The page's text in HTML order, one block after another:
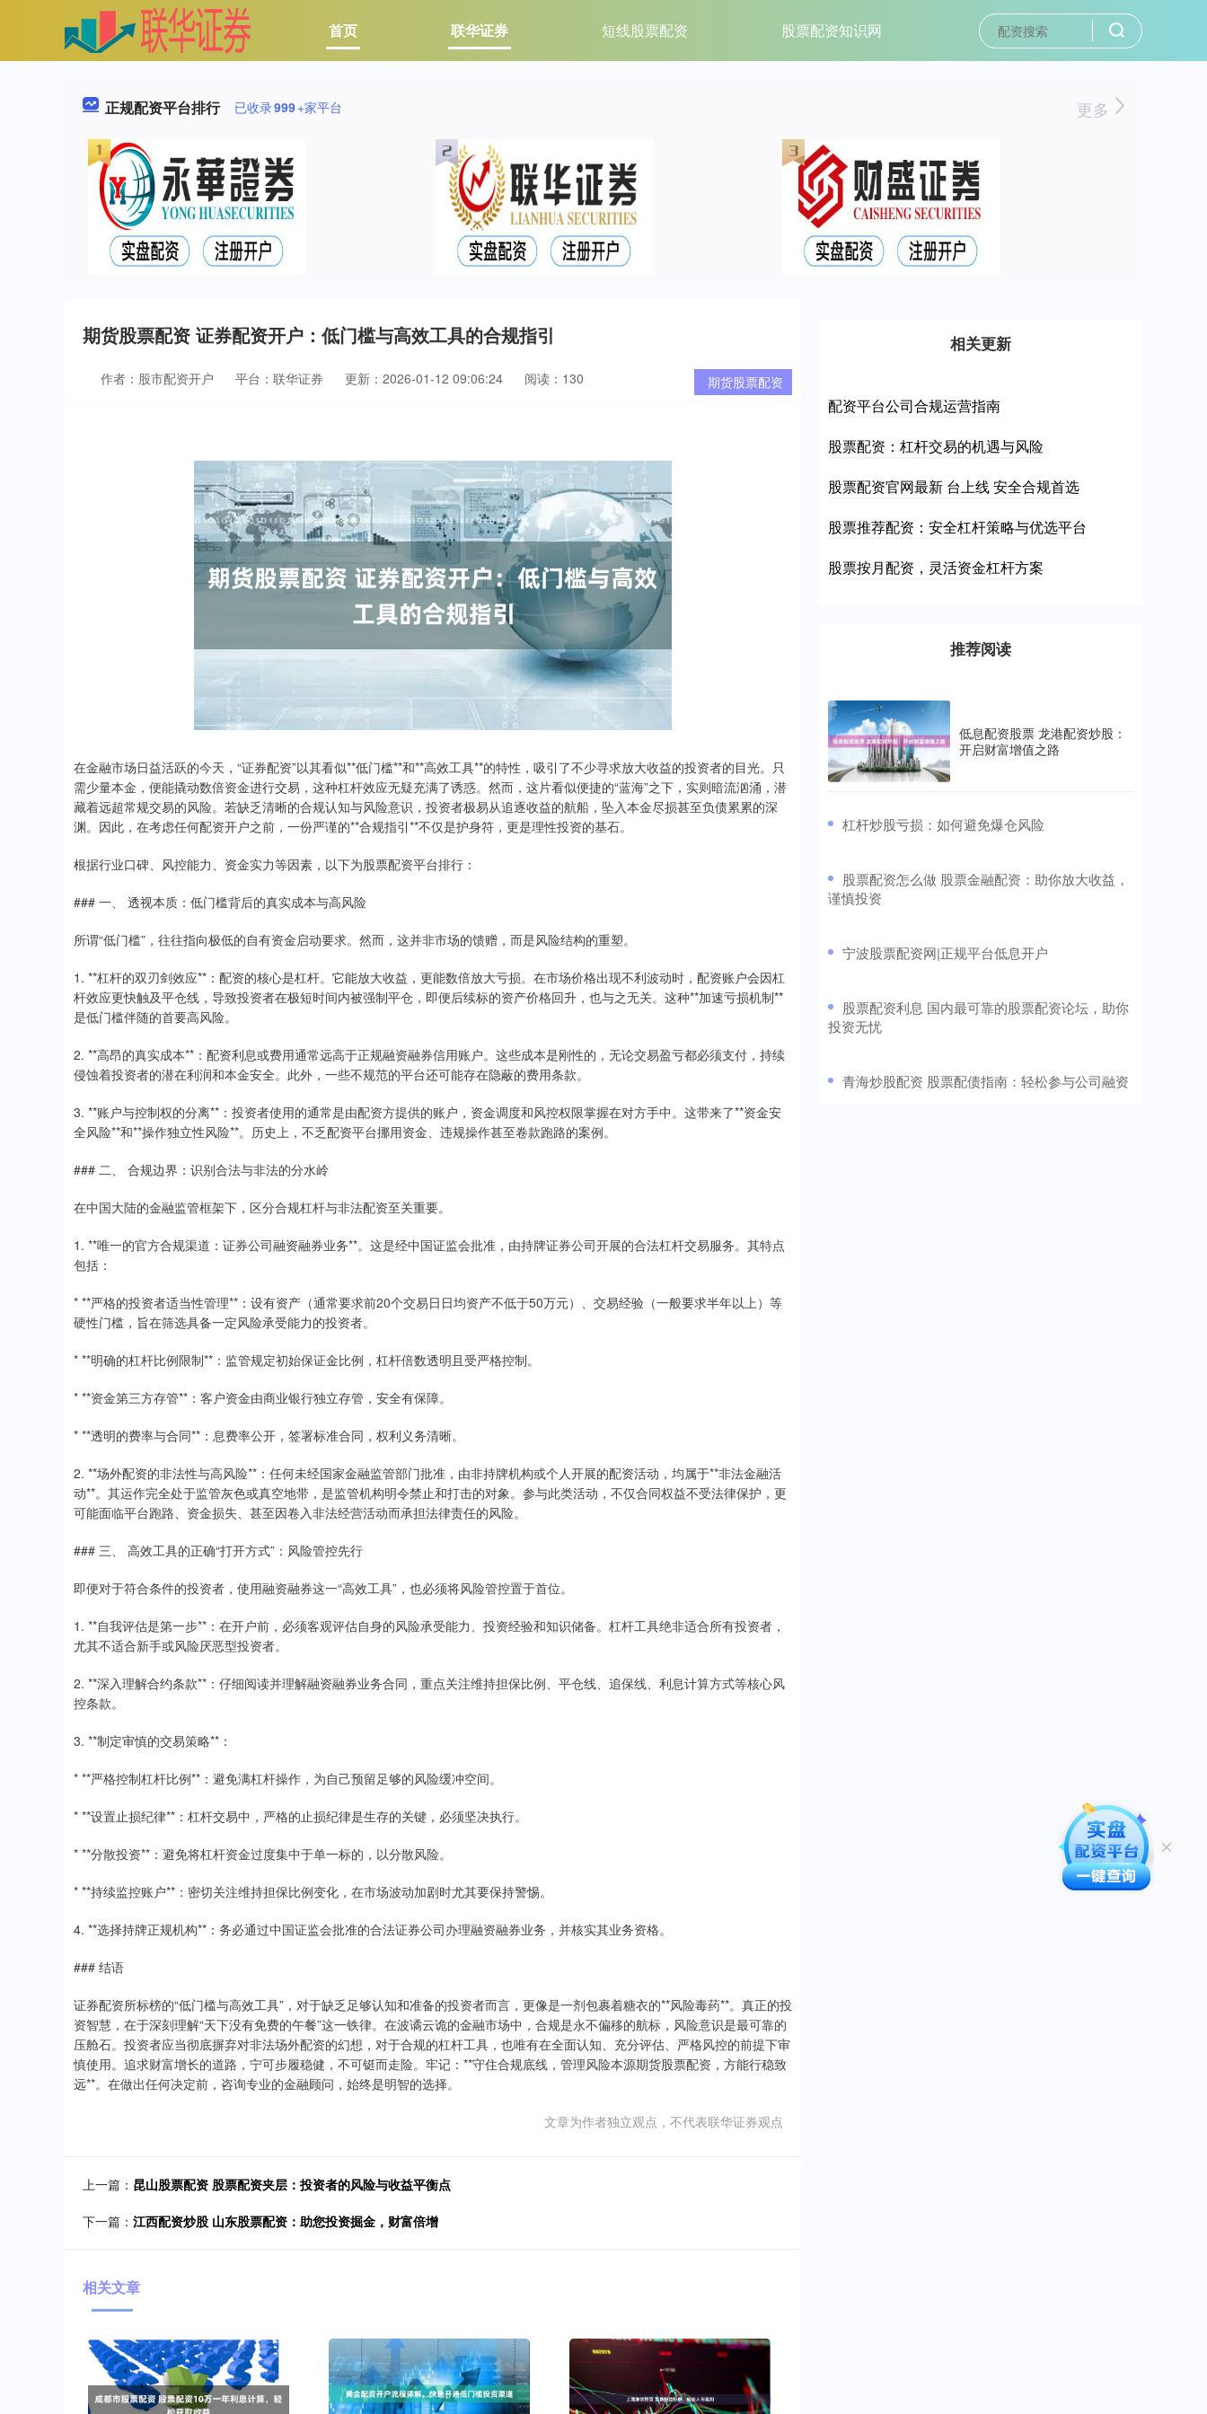
首页 联华证券 短线股票配资 股票配资知识网
正规配资平台排行 已收录999+家平台 更多
期货股票配资 证券配资开户：低门槛与高效工具的合规指引
期货股票配资
作者：股市配资开户 平台：联华证券 更新：2026-01-12 09:06:24 阅读：130
在金融市场日益活跃的今天，“证券配资”以其看似**低门槛**和**高效工具**的特性，吸引了不少寻求放大收益的投资者的目光。只
需少量本金，便能撬动数倍资金进行交易，这种杠杆效应无疑充满了诱惑。然而，这片看似便捷的“蓝海”之下，实则暗流汹涌，潜
藏着远超常规交易的风险。若缺乏清晰的合规认知与风险意识，投资者极易从追逐收益的航船，坠入本金尽损甚至负债累累的深
渊。因此，在考虑任何配资开户之前，一份严谨的**合规指引**不仅是护身符，更是理性投资的基石。
根据行业口碑、风控能力、资金实力等因素，以下为股票配资平台排行：
### 一、 透视本质：低门槛背后的真实成本与高风险
所谓“低门槛”，往往指向极低的自有资金启动要求。然而，这并非市场的馈赠，而是风险结构的重塑。
1. **杠杆的双刃剑效应**：配资的核心是杠杆。它能放大收益，更能数倍放大亏损。在市场价格出现不利波动时，配资账户会因杠
杆效应更快触及平仓线，导致投资者在极短时间内被强制平仓，即便后续标的资产价格回升，也与之无关。这种**加速亏损机制**
是低门槛伴随的首要高风险。
2. **高昂的真实成本**：配资利息或费用通常远高于正规融资融券信用账户。这些成本是刚性的，无论交易盈亏都必须支付，持续
侵蚀着投资者的潜在利润和本金安全。此外，一些不规范的平台还可能存在隐蔽的费用条款。
3. **账户与控制权的分离**：投资者使用的通常是由配资方提供的账户，资金调度和风控权限掌握在对方手中。这带来了**资金安
全风险**和**操作独立性风险**。历史上，不乏配资平台挪用资金、违规操作甚至卷款跑路的案例。
### 二、 合规边界：识别合法与非法的分水岭
在中国大陆的金融监管框架下，区分合规杠杆与非法配资至关重要。
1. **唯一的官方合规渠道：证券公司融资融券业务**。这是经中国证监会批准，由持牌证券公司开展的合法杠杆交易服务。其特点
包括：
* **严格的投资者适当性管理**：设有资产（通常要求前20个交易日日均资产不低于50万元）、交易经验（一般要求半年以上）等
硬性门槛，旨在筛选具备一定风险承受能力的投资者。
* **明确的杠杆比例限制**：监管规定初始保证金比例，杠杆倍数透明且受严格控制。
* **资金第三方存管**：客户资金由商业银行独立存管，安全有保障。
* **透明的费率与合同**：息费率公开，签署标准合同，权利义务清晰。
2. **场外配资的非法性与高风险**：任何未经国家金融监管部门批准，由非持牌机构或个人开展的配资活动，均属于**非法金融活
动**。其运作完全处于监管灰色或真空地带，是监管机构明令禁止和打击的对象。参与此类活动，不仅合同权益不受法律保护，更
可能面临平台跑路、资金损失、甚至因卷入非法经营活动而承担法律责任的风险。
### 三、 高效工具的正确“打开方式”：风险管控先行
即便对于符合条件的投资者，使用融资融券这一“高效工具”，也必须将风险管控置于首位。
1. **自我评估是第一步**：在开户前，必须客观评估自身的风险承受能力、投资经验和知识储备。杠杆工具绝非适合所有投资者，
尤其不适合新手或风险厌恶型投资者。
2. **深入理解合约条款**：仔细阅读并理解融资融券业务合同，重点关注维持担保比例、平仓线、追保线、利息计算方式等核心风
控条款。
3. **制定审慎的交易策略**：
* **严格控制杠杆比例**：避免满杠杆操作，为自己预留足够的风险缓冲空间。
* **设置止损纪律**：杠杆交易中，严格的止损纪律是生存的关键，必须坚决执行。
* **分散投资**：避免将杠杆资金过度集中于单一标的，以分散风险。
* **持续监控账户**：密切关注维持担保比例变化，在市场波动加剧时尤其要保持警惕。
4. **选择持牌正规机构**：务必通过中国证监会批准的合法证券公司办理融资融券业务，并核实其业务资格。
### 结语
证券配资所标榜的“低门槛与高效工具”，对于缺乏足够认知和准备的投资者而言，更像是一剂包裹着糖衣的**风险毒药**。真正的投
资智慧，在于深刻理解“天下没有免费的午餐”这一铁律。在波谲云诡的金融市场中，合规是永不偏移的航标，风险意识是最可靠的
压舱石。投资者应当彻底摒弃对非法场外配资的幻想，对于合规的杠杆工具，也唯有在全面认知、充分评估、严格风控的前提下审
慎使用。追求财富增长的道路，宁可步履稳健，不可铤而走险。牢记：**守住合规底线，管理风险本源期货股票配资，方能行稳致
远**。在做出任何决定前，咨询专业的金融顾问，始终是明智的选择。
文章为作者独立观点，不代表联华证券观点
上一篇： 昆山股票配资 股票配资夹层：投资者的风险与收益平衡点
下一篇： 江西配资炒股 山东股票配资：助您投资掘金，财富倍增
相关文章
相关更新
配资平台公司合规运营指南
股票配资：杠杆交易的机遇与风险
股票配资官网最新 台上线 安全合规首选
股票推荐配资：安全杠杆策略与优选平台
股票按月配资，灵活资金杠杆方案
推荐阅读
低息配资股票 龙港配资炒股：
开启财富增值之路
​杠杆炒股亏损：如何避免爆仓风险
​股票配资怎么做 股票金融配资：助你放大收益，
谨慎投资
​宁波股票配资网|正规平台低息开户
​股票配资利息 国内最可靠的股票配资论坛，助你
投资无忧
​青海炒股配资 股票配债指南：轻松参与公司融资